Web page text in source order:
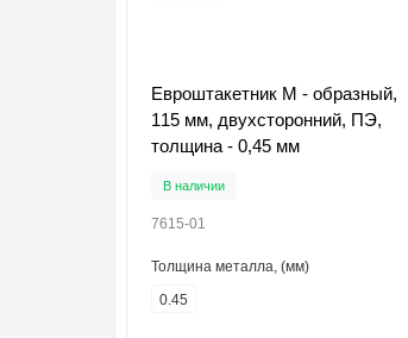
Евроштакетник М - образный,
115 мм, двухсторонний, ПЭ,
толщина - 0,45 мм
В наличии
7615-01
Толщина металла, (мм)
0.45